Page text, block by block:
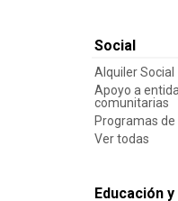
Social
Alquiler Social
Apoyo a
comunitarias
Programas
Ver todas
Educación